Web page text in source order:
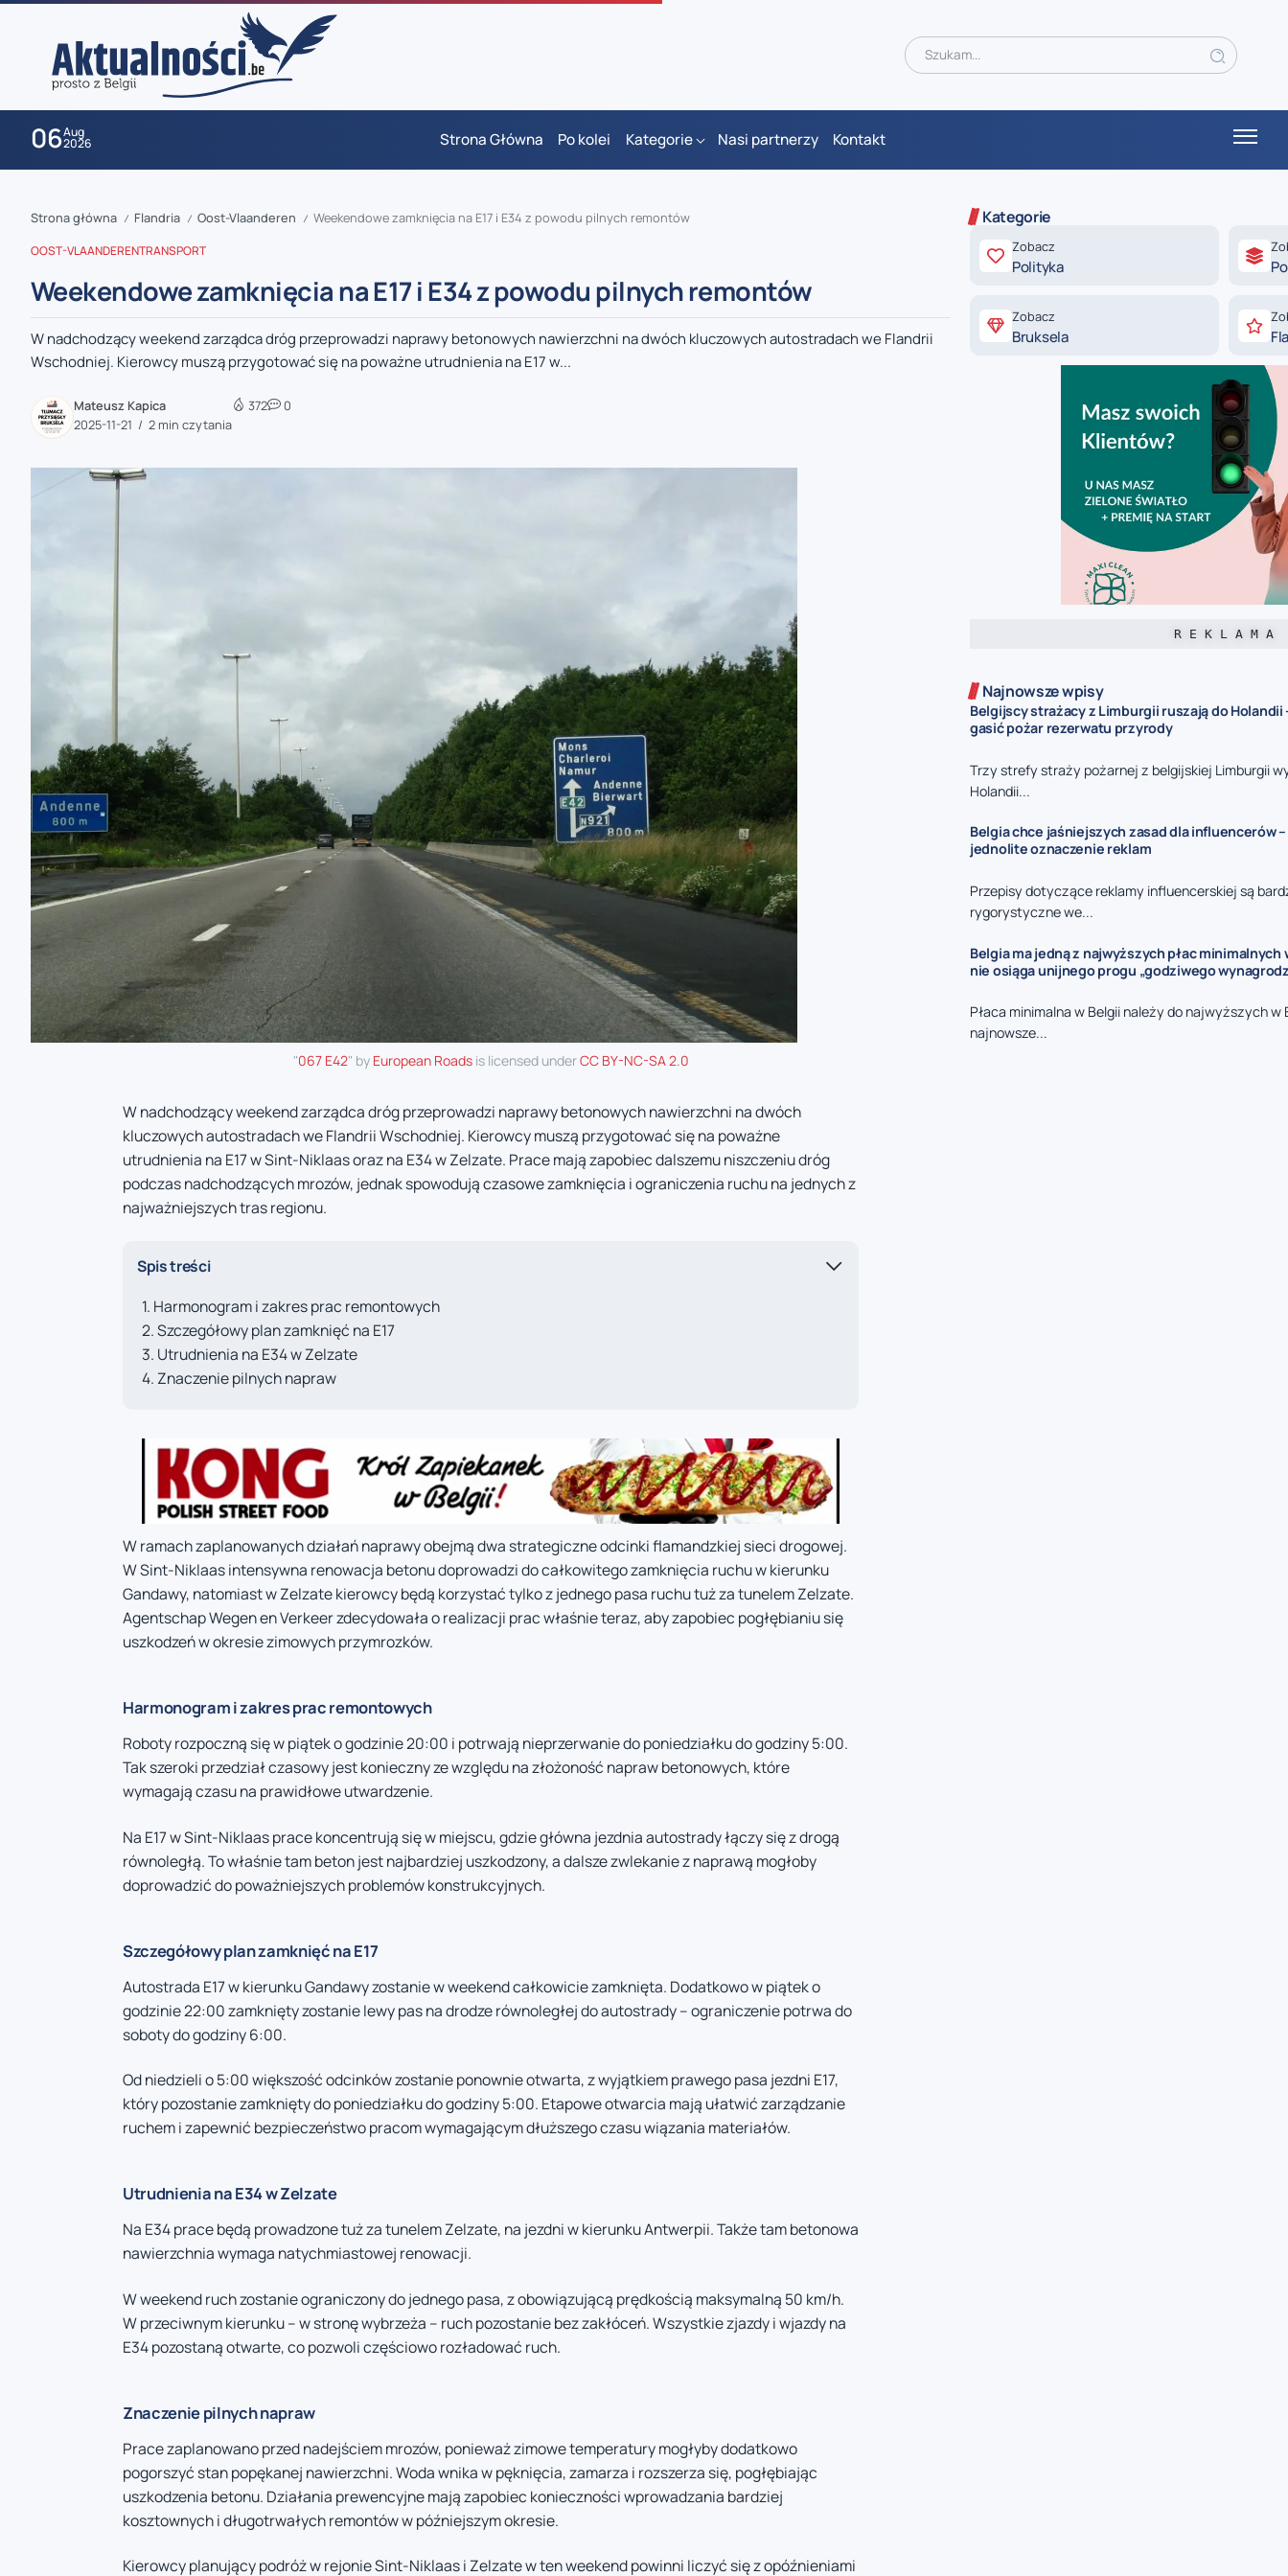
06Aug
2026 Strona Główna Po kolei Kategorie Nasi partnerzy Kontakt
zaobserwuj nas
zaobserwuj nas
Strona główna / Flandria / Oost-Vlaanderen / Weekendowe zamknięcia na E17 i E34 z powodu pilnych remontów
OOST-VLAANDERENTRANSPORT
Weekendowe zamknięcia na E17 i E34 z powodu pilnych remontów
W nadchodzący weekend zarządca dróg przeprowadzi naprawy betonowych nawierzchni na dwóch kluczowych autostradach we Flandrii
Wschodniej. Kierowcy muszą przygotować się na poważne utrudnienia na E17 w...
Mateusz Kapica
2025-11-21
2 min czytania
372 0
"067 E42" by European Roadsis licensed underCC BY-NC-SA 2.0
W nadchodzący weekend zarządca dróg przeprowadzi naprawy betonowych nawierzchni na dwóch
kluczowych autostradach we Flandrii Wschodniej. Kierowcy muszą przygotować się na poważne
utrudnienia na E17 w Sint-Niklaas oraz na E34 w Zelzate. Prace mają zapobiec dalszemu niszczeniu dróg
podczas nadchodzących mrozów, jednak spowodują czasowe zamknięcia i ograniczenia ruchu na jednych z
najważniejszych tras regionu.
Spis treści
Harmonogram i zakres prac remontowych
Szczegółowy plan zamknięć na E17
Utrudnienia na E34 w Zelzate
Znaczenie pilnych napraw
W ramach zaplanowanych działań naprawy obejmą dwa strategiczne odcinki flamandzkiej sieci drogowej.
W Sint-Niklaas intensywna renowacja betonu doprowadzi do całkowitego zamknięcia ruchu w kierunku
Gandawy, natomiast w Zelzate kierowcy będą korzystać tylko z jednego pasa ruchu tuż za tunelem Zelzate.
Agentschap Wegen en Verkeer zdecydowała o realizacji prac właśnie teraz, aby zapobiec pogłębianiu się
uszkodzeń w okresie zimowych przymrozków.
Harmonogram i zakres prac remontowych
Roboty rozpoczną się w piątek o godzinie 20:00 i potrwają nieprzerwanie do poniedziałku do godziny 5:00.
Tak szeroki przedział czasowy jest konieczny ze względu na złożoność napraw betonowych, które
wymagają czasu na prawidłowe utwardzenie.
Na E17 w Sint-Niklaas prace koncentrują się w miejscu, gdzie główna jezdnia autostrady łączy się z drogą
równoległą. To właśnie tam beton jest najbardziej uszkodzony, a dalsze zwlekanie z naprawą mogłoby
doprowadzić do poważniejszych problemów konstrukcyjnych.
Szczegółowy plan zamknięć na E17
Autostrada E17 w kierunku Gandawy zostanie w weekend całkowicie zamknięta. Dodatkowo w piątek o
godzinie 22:00 zamknięty zostanie lewy pas na drodze równoległej do autostrady – ograniczenie potrwa do
soboty do godziny 6:00.
Od niedzieli o 5:00 większość odcinków zostanie ponownie otwarta, z wyjątkiem prawego pasa jezdni E17,
który pozostanie zamknięty do poniedziałku do godziny 5:00. Etapowe otwarcia mają ułatwić zarządzanie
ruchem i zapewnić bezpieczeństwo pracom wymagającym dłuższego czasu wiązania materiałów.
Utrudnienia na E34 w Zelzate
Na E34 prace będą prowadzone tuż za tunelem Zelzate, na jezdni w kierunku Antwerpii. Także tam betonowa
nawierzchnia wymaga natychmiastowej renowacji.
W weekend ruch zostanie ograniczony do jednego pasa, z obowiązującą prędkością maksymalną 50 km/h.
W przeciwnym kierunku – w stronę wybrzeża – ruch pozostanie bez zakłóceń. Wszystkie zjazdy i wjazdy na
E34 pozostaną otwarte, co pozwoli częściowo rozładować ruch.
Znaczenie pilnych napraw
Prace zaplanowano przed nadejściem mrozów, ponieważ zimowe temperatury mogłyby dodatkowo
pogorszyć stan popękanej nawierzchni. Woda wnika w pęknięcia, zamarza i rozszerza się, pogłębiając
uszkodzenia betonu. Działania prewencyjne mają zapobiec konieczności wprowadzania bardziej
kosztownych i długotrwałych remontów w późniejszym okresie.
Kierowcy planujący podróż w rejonie Sint-Niklaas i Zelzate w ten weekend powinni liczyć się z opóźnieniami
Kategorie
Zobacz
Polityka
Zobacz
Bruksela
R E K L A M A
Najnowsze wpisy
Belgijscy strażacy z Limburgii ruszają do Holandii
gasić pożar rezerwatu przyrody
Trzy strefy straży pożarnej z belgijskiej Limburgii
Holandii...
Belgia chce jaśniejszych zasad dla influencerów
jednolite oznaczenie reklam
Przepisy dotyczące reklamy influencerskiej są
rygorystyczne we...
Belgia ma jedną z najwyższych płac minimalnych
nie osiąga unijnego progu „godziwego
Płaca minimalna w Belgii należy do najwyższych w
najnowsze...